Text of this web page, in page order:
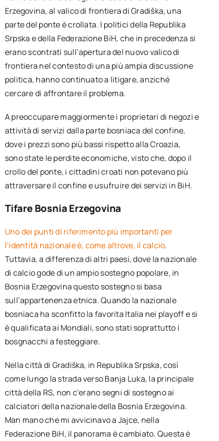
Erzegovina, al valico di frontiera di Gradiška, una
parte del ponte è crollata. I politici della Republika
Srpska e della Federazione BiH, che in precedenza si
erano scontrati sull’apertura del nuovo valico di
frontiera nel contesto di una più ampia discussione
politica, hanno continuato a litigare, anziché
cercare di affrontare il problema.
A preoccupare maggiormente i proprietari di negozi e
attività di servizi dalla parte bosniaca del confine,
dove i prezzi sono più bassi rispetto alla Croazia,
sono state le perdite economiche, visto che, dopo il
crollo del ponte, i cittadini croati non potevano più
attraversare il confine e usufruire dei servizi in BiH.
Tifare Bosnia Erzegovina
Uno dei punti di riferimento più importanti per
l’identità nazionale è, come altrove, il calcio.
Tuttavia, a differenza di altri paesi, dove la nazionale
di calcio gode di un ampio sostegno popolare, in
Bosnia Erzegovina questo sostegno si basa
sull’appartenenza etnica. Quando la nazionale
bosniaca ha sconfitto la favorita Italia nei playoff e si
è qualificata ai Mondiali, sono stati soprattutto i
bosgnacchi a festeggiare.
Nella città di Gradiška, in Republika Srpska, così
come lungo la strada verso Banja Luka, la principale
città della RS, non c’erano segni di sostegno ai
calciatori della nazionale della Bosnia Erzegovina.
Man mano che mi avvicinavo a Jajce, nella
Federazione BiH, il panorama è cambiato. Questa è